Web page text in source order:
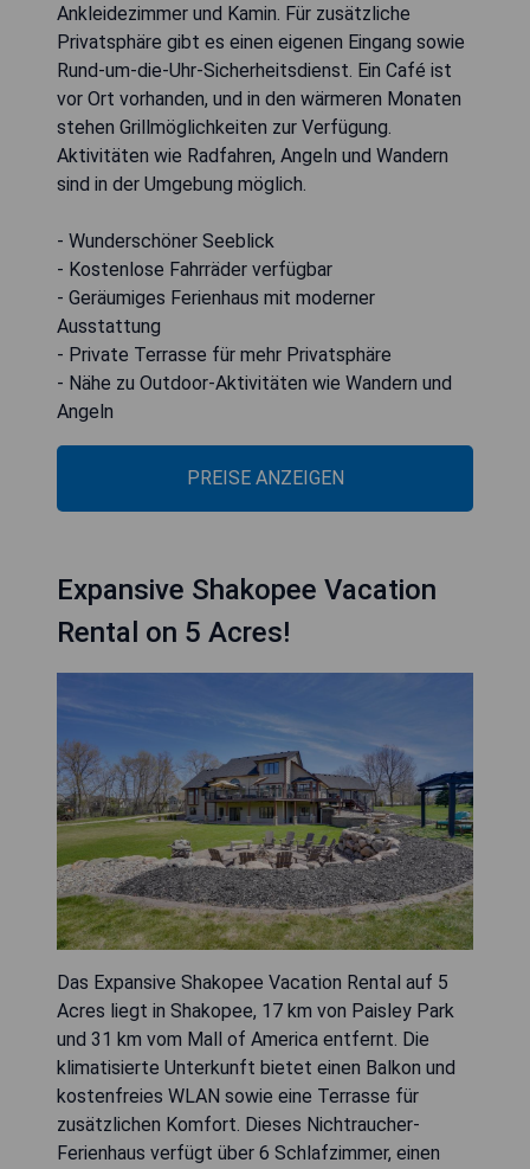
Ankleidezimmer und Kamin. Für zusätzliche
Privatsphäre gibt es einen eigenen Eingang sowie
Rund-um-die-Uhr-Sicherheitsdienst. Ein Café ist
vor Ort vorhanden, und in den wärmeren Monaten
stehen Grillmöglichkeiten zur Verfügung.
Aktivitäten wie Radfahren, Angeln und Wandern
sind in der Umgebung möglich.
- Wunderschöner Seeblick
- Kostenlose Fahrräder verfügbar
- Geräumiges Ferienhaus mit moderner
Ausstattung
- Private Terrasse für mehr Privatsphäre
- Nähe zu Outdoor-Aktivitäten wie Wandern und
Angeln
PREISE ANZEIGEN
Expansive Shakopee Vacation
Rental on 5 Acres!
Das Expansive Shakopee Vacation Rental auf 5
Acres liegt in Shakopee, 17 km von Paisley Park
und 31 km vom Mall of America entfernt. Die
klimatisierte Unterkunft bietet einen Balkon und
kostenfreies WLAN sowie eine Terrasse für
zusätzlichen Komfort. Dieses Nichtraucher-
Ferienhaus verfügt über 6 Schlafzimmer, einen